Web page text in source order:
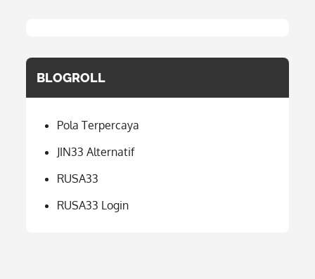
BLOGROLL
Pola Terpercaya
JIN33 Alternatif
RUSA33
RUSA33 Login